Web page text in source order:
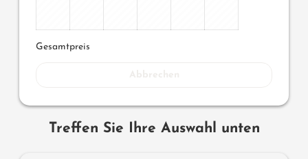
Gesamtpreis
Treffen Sie Ihre Auswahl unten